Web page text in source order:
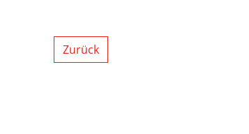
Zurück